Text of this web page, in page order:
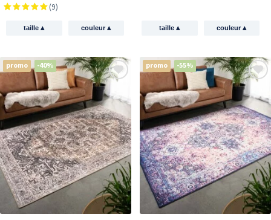
(9)
taille▴ couleur▴ taille▴ couleur▴
promo -40% promo -55%